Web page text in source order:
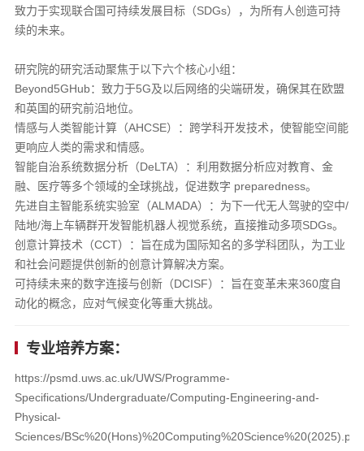
致力于实现联合国可持续发展目标（SDGs），为所有人创造可持
续的未来。
研究院的研究活动聚焦于以下六个核心小组：
​Beyond5GHub​：致力于5G及以后网络的尖端研发，确保其在欧盟
和英国的研究前沿地位。
​情感与人类智能计算（AHCSE）​​：跨学科开发技术，使智能空间能
更响应人类的需求和情感。
​智能自治系统数据分析（DeLTA）​​：利用数据分析应对教育、金
融、医疗等多个领域的全球挑战，促进数字 preparedness。
​先进自主智能系统实验室（ALMADA）​​：为下一代无人驾驶的空中/
陆地/海上车辆群开发智能机器人视觉系统，直接推动多项SDGs。
​创意计算技术（CCT）​​：旨在成为国际知名的多学科团队，为工业
和社会问题提供创新的创意计算解决方案。
​可持续未来的数字连接与创新（DCISF）​​：旨在变革未来360度自
动化的概念，应对气候变化等重大挑战。
专业培养方案：
https://psmd.uws.ac.uk/UWS/Programme-
Specifications/Undergraduate/Computing-Engineering-and-
Physical-
Sciences/BSc%20(Hons)%20Computing%20Science%20(2025).pdf